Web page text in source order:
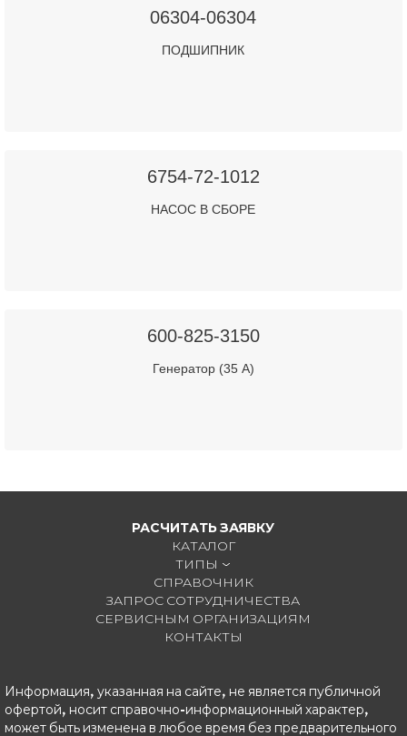
06304-06304
ПОДШИПНИК
6754-72-1012
НАСОС В СБОРЕ
600-825-3150
Генератор (35 A)
РАСЧИТАТЬ ЗАЯВКУ
КАТАЛОГ
ТИПЫ
СПРАВОЧНИК
ЗАПРОС СОТРУДНИЧЕСТВА
СЕРВИСНЫМ ОРГАНИЗАЦИЯМ
КОНТАКТЫ
Информация, указанная на сайте, не является публичной
офертой, носит справочно-информационный характер,
может быть изменена в любое время без предварительного